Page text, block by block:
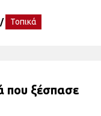
/ Τοπικά
που ξέσπασε